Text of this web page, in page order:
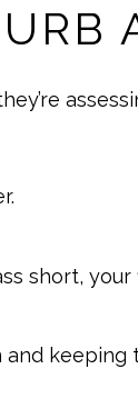
short,
keeping